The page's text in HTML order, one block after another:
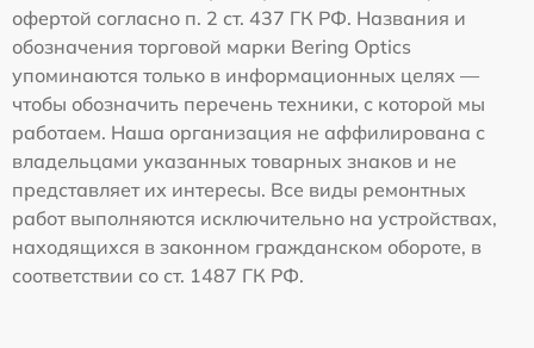
офертой согласно п. 2 ст. 437 ГК РФ. Названия и
обозначения торговой марки Bering Optics
упоминаются только в информационных целях —
чтобы обозначить перечень техники, с которой мы
работаем. Наша организация не аффилирована с
владельцами указанных товарных знаков и не
представляет их интересы. Все виды ремонтных
работ выполняются исключительно на устройствах,
находящихся в законном гражданском обороте, в
соответствии со ст. 1487 ГК РФ.